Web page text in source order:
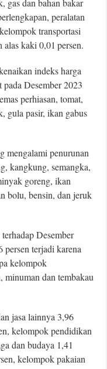
gas dan bahan bakar
peralatan
transportasi
alas kaki 0,01 persen.
indeks harga
Desember 2023
perhiasan, tomat,
gula pasir, ikan gabus
mengalami penurunan
kangkung, semangka,
goreng, ikan
bolu, bensin, dan jeruk
Desember
terjadi karena
kelompok
minuman dan tembakau
jasa lainnya 3,96
kelompok pendidikan
dan budaya 1,41
kelompok pakaian